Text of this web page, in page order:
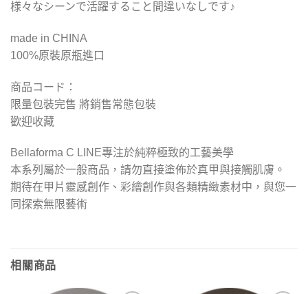
様々なシーンで活躍すること間違いなしです♪
made in CHINA
100%原裝原瓶進口
商品コード：
限量包裝完售 將銷售常態包裝
歡迎收藏
Bellaforma C LINE專注於純粹極致的工藝美學
本系列屬於一般商品，請勿直接塗佈於真甲與接觸肌膚。
期待在甲片靈感創作、彩繪創作與各類精緻素材中，與您一
同探索無限藝術
相關商品